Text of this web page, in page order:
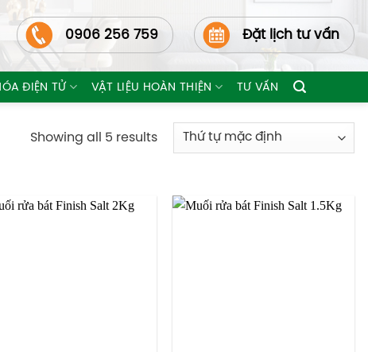
0906 256 759 Đặt lịch tư vấn
ĐIỆN TỬ VẬT LIỆU HOÀN THIỆN TƯ VẤN
Showing all 5 results